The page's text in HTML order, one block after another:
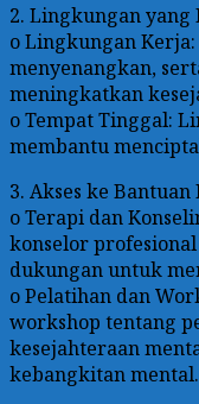
2. Lingkungan yang
o Lingkungan
menyenangkan,
meningkatkan
o Tempat Tinggal:
membantu
3. Akses ke Bantuan
o Terapi dan
konselor
dukungan untuk
o Pelatihan dan
workshop tentang
kesejahteraan
kebangkitan mental.